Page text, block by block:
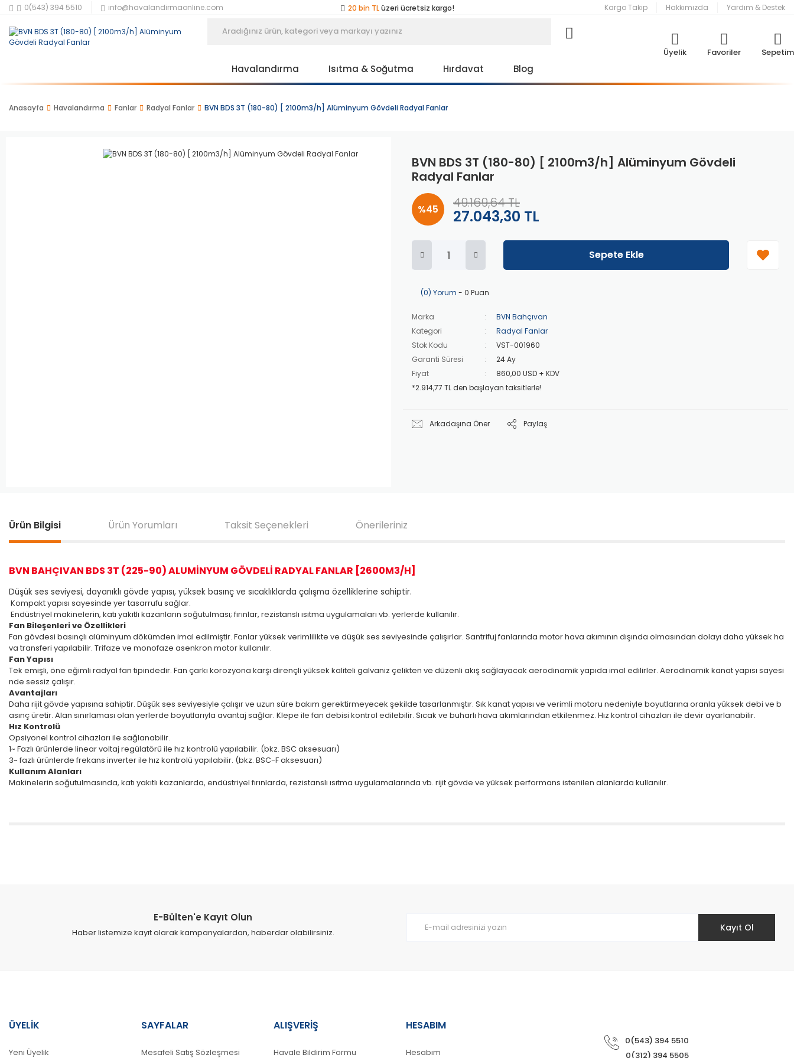
0(543) 394 5510 info@havalandirmaonline.com
20 bin TLüzeri ücretsiz kargo!
Peşin fiyatına3 taksit
20 bin TLüzeri ücretsiz kargo!
40 bin TLüzeri özel teklif!
Kargo Takip Hakkımızda Yardım & Destek
Üyelik Favoriler Sepetim
Havalandırma Isıtma & Soğutma Hırdavat Blog
Anasayfa Havalandırma Fanlar Radyal Fanlar BVN BDS 3T (180-80) [ 2100m3/h] Alüminyum Gövdeli Radyal Fanlar
BVN BDS 3T (180-80) [ 2100m3/h] Alüminyum Gövdeli
Radyal Fanlar
%45 27.043,30 TL
49.169,64 TL
Sepete Ekle
(0) Yorum - 0 Puan
Marka
BVN Bahçıvan
Kategori
Radyal Fanlar
Stok Kodu
VST-001960
Garanti Süresi
24 Ay
Fiyat
860,00 USD + KDV
*2.914,77 TL den başlayan taksitlerle!
Arkadaşına Öner Paylaş
Ürün Bilgisi Ürün Yorumları Taksit Seçenekleri Önerileriniz
BVN BAHÇIVAN BDS 3T (225-90) ALUMİNYUM GÖVDELİ RADYAL FANLAR [2600M3/H]
Düşük ses seviyesi, dayanıklı gövde yapısı, yüksek basınç ve sıcaklıklarda çalışma özelliklerine sahiptir.
Kompakt yapısı sayesinde yer tasarrufu sağlar.
Endüstriyel makinelerin, katı yakıtlı kazanların soğutulması; fırınlar, rezistanslı ısıtma uygulamaları vb. yerlerde kullanılır.
Fan Bileşenleri ve Özellikleri
Fan gövdesi basınçlı alüminyum dökümden imal edilmiştir. Fanlar yüksek verimlilikte ve düşük ses seviyesinde çalışırlar. Santrifuj fanlarında motor hava akımının dışında olmasından dolayı daha yüksek ha
va transferi yapılabilir. Trifaze ve monofaze asenkron motor kullanılır.
Fan Yapısı
Tek emişli, öne eğimli radyal fan tipindedir. Fan çarkı korozyona karşı dirençli yüksek kaliteli galvaniz çelikten ve düzenli akış sağlayacak aerodinamik yapıda imal edilirler. Aerodinamik kanat yapısı sayesi
nde sessiz çalışır.
Avantajları
Daha rijit gövde yapısına sahiptir. Düşük ses seviyesiyle çalışır ve uzun süre bakım gerektirmeyecek şekilde tasarlanmıştır. Sık kanat yapısı ve verimli motoru nedeniyle boyutlarına oranla yüksek debi ve b
asınç üretir. Alan sınırlaması olan yerlerde boyutlarıyla avantaj sağlar. Klepe ile fan debisi kontrol edilebilir. Sıcak ve buharlı hava akımlarından etkilenmez. Hız kontrol cihazları ile devir ayarlanabilir.
Hız Kontrolü
Opsiyonel kontrol cihazları ile sağlanabilir.
1~ Fazlı ürünlerde linear voltaj regülatörü ile hız kontrolü yapılabilir. (bkz. BSC aksesuarı)
3~ fazlı ürünlerde frekans inverter ile hız kontrolü yapılabilir. (bkz. BSC-F aksesuarı)
Kullanım Alanları
Makinelerin soğutulmasında, katı yakıtlı kazanlarda, endüstriyel fırınlarda, rezistanslı ısıtma uygulamalarında vb. rijit gövde ve yüksek performans istenilen alanlarda kullanılır.
Ürün fiyatı diğer sitelerden daha pahalı.
Gönder
E-Bülten'e Kayıt Olun
Haber listemize kayıt olarak kampanyalardan, haberdar olabilirsiniz. Kayıt Ol
ÜYELİK
Yeni Üyelik
SAYFALAR
Mesafeli Satış Sözleşmesi
ALIŞVERİŞ
Havale Bildirim Formu
HESABIM
Hesabım
0(543) 394 5510
0(312) 394 5505